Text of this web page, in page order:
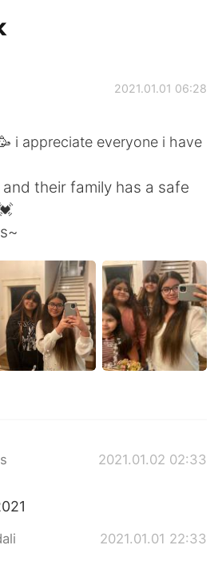
Español
Français
日本語
2021.01.01 06:28
i appreciate everyone i have
their family has a safe
2021.01.02 02:33
2021.01.01 22:33